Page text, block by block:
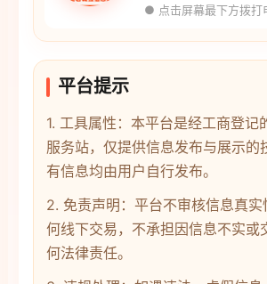
● 点击屏幕最下方拨打
平台提示
1. 工具属性：本平台是经工商登记
服务站，仅提供信息发布与展示的
有信息均由用户自行发布。
2. 免责声明：平台不审核信息真
何线下交易，不承担因信息不实或
何法律责任。